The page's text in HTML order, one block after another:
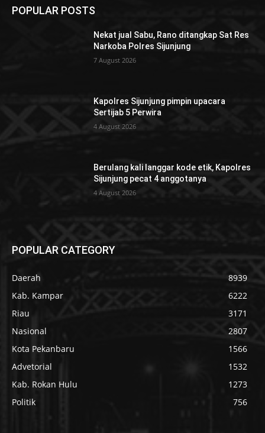
POPULAR POSTS
Nekat jual Sabu, Rano ditangkap Sat Res
Narkoba Polres Sijunjung
7 August 2026
Kapolres Sijunjung pimpin upacara
Sertijab 5 Perwira
4 August 2026
Berulang kali langgar kode etik, Kapolres
Sijunjung pecat 4 anggotanya
4 August 2026
POPULAR CATEGORY
Daerah
8939
Kab. Kampar
6222
Riau
3171
Nasional
2807
Kota Pekanbaru
1566
Advetorial
1532
Kab. Rokan Hulu
1273
Politik
756